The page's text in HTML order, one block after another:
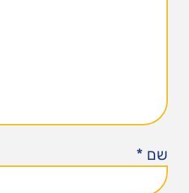
שם *